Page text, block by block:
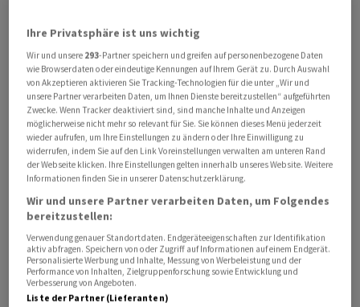
Lage im Nahen Osten heikel, denn der Iran-/Hormus-
laufen die Diskussion um US-Zölle und Industriepolitik
weiter.
Die Bank Julius Bär berechnet den SMI am Morgen
gegen 08.10 Uhr um 0,27 Prozent tiefer auf 14'385
Punkten. Aktuell steht der SMI-Rekord von
vergangener Woche bei 14'426 Punkten. Erreicht hat er
das im späten Handel am Freitagnachmittag.
Pharmawerte im Fokus
Alle 20 SMI-Werte ausser Roche werden vorbörslich um
0,1 Prozent tiefer gestellt. Roche (-1,2 Prozent) sacken
Ihre Privatsphäre ist uns wichtig
Wir und unsere 293-Partner speichern und greifen auf personenbezogene Daten
wie Browserdaten oder eindeutige Kennungen auf Ihrem Gerät zu. Durch Auswahl
von Akzeptieren aktivieren Sie Tracking-Technologien für die unter „Wir und
unsere Partner verarbeiten Daten, um Ihnen Dienste bereitzustellen“ aufgeführten
Zwecke. Wenn Tracker deaktiviert sind, sind manche Inhalte und Anzeigen
möglicherweise nicht mehr so relevant für Sie. Sie können dieses Menü jederzeit
wieder aufrufen, um Ihre Einstellungen zu ändern oder Ihre Einwilligung zu
widerrufen, indem Sie auf den Link Voreinstellungen verwalten am unteren Rand
der Webseite klicken. Ihre Einstellungen gelten innerhalb unseres Website. Weitere
Informationen finden Sie in unserer Datenschutzerklärung.
Wir und unsere Partner verarbeiten Daten, um Folgendes
bereitzustellen:
Verwendung genauer Standortdaten. Endgeräteeigenschaften zur Identifikation
aktiv abfragen. Speichern von oder Zugriff auf Informationen auf einem Endgerät.
Personalisierte Werbung und Inhalte, Messung von Werbeleistung und der
Performance von Inhalten, Zielgruppenforschung sowie Entwicklung und
Verbesserung von Angeboten.
Liste der Partner (Lieferanten)